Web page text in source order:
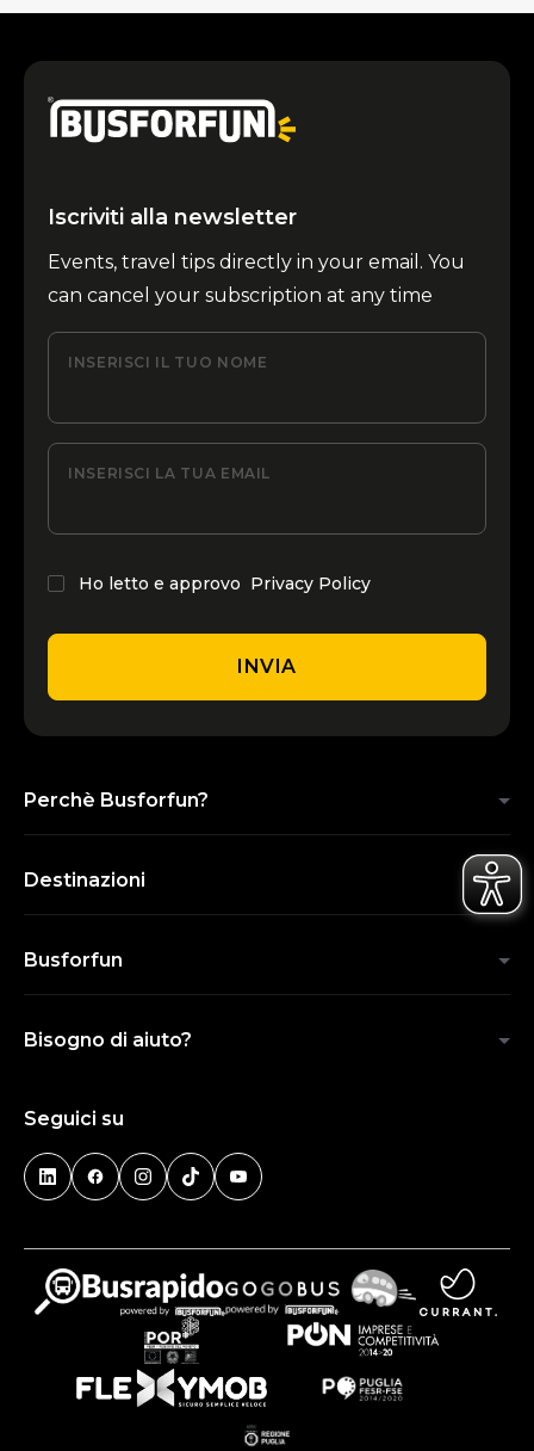
Iscriviti alla newsletter
Events, travel tips directly in your email. You
can cancel your subscription at any time
INSERISCI IL TUO NOME
INSERISCI LA TUA EMAIL
Ho letto e approvo Privacy Policy
INVIA
Perchè Busforfun?
Destinazioni
Busforfun
Bisogno di aiuto?
Seguici su